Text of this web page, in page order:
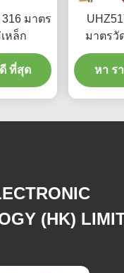
316 มาตร
หล็ก
ที่สุด
มาตรวั
ชนิดป้อ
โดย
หา ร
(HK)